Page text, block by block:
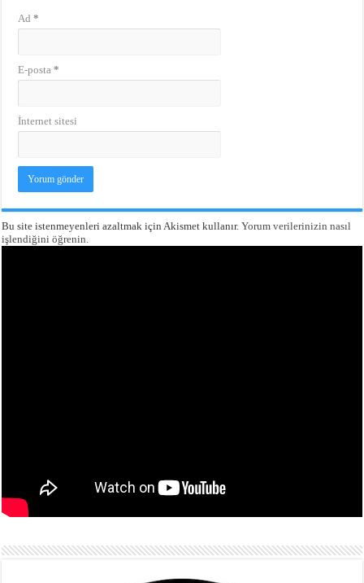
Ad*
E-posta*
İnternet sitesi
Bu site istenmeyenleri azaltmak için Akismet kullanır.Yorum verilerinizin nasıl
işlendiğini öğrenin.